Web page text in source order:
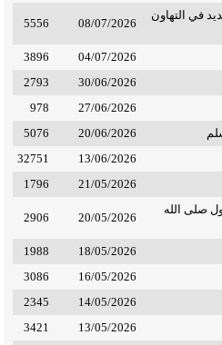
أول مدرسة نظامية أُنشئت
ببريدة منذ افتتاحه عام
في المسجد الحرام من عام
في رئاسة الإشراف
الديني على المسجد الحرام عام 1385هـ، ثم عيِّن نائبًا
المسجد الحرام للشؤون
في التهاون
08/07/2026
5556
04/07/2026
3896
30/06/2026
2793
27/06/2026
978
20/06/2026
5076
13/06/2026
32751
21/05/2026
1796
صلى الله
20/05/2026
2906
18/05/2026
1988
16/05/2026
3086
14/05/2026
2345
13/05/2026
3421